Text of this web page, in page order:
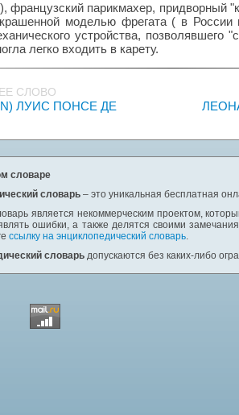
парикмахер, придворный
моделью фрегата ( в России
устройства, позволявшего
легко входить в карету.
СЛОВО
ЛУИС ПОНСЕ ДЕ
словаре
словарь – это уникальная бесплатная
является некоммерческим проектом,
ошибки, а также делятся своими
ссылку на энциклопедический словарь.
словарь допускаются без каких-либо